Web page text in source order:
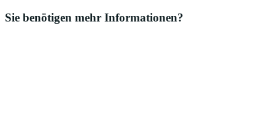
Sie benötigen mehr Informationen?